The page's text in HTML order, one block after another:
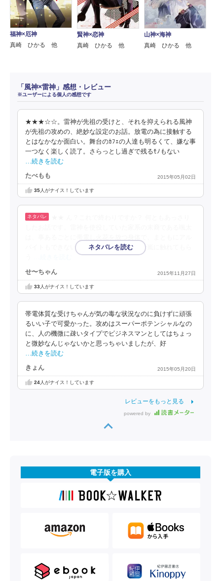
福神×厄神
真崎 ひかる 他
賢神×恋神
真崎 ひかる 他
山神×海神
真崎 ひかる 他
「風神×雷神」感想・レビュー
※ユーザーによる個人の感想です
★★★☆☆。雷神が先祖の受けと、それを抑えられる風神
が先祖の攻めの、絶妙な設定のお話。放電の為に接触する
とはなかなか面白い。舞台のｶﾌｪの人達も明るくて、嫌な事
一つなく楽しく読了。さらっとし過ぎで残るﾓﾉもない
…続きを読む
たべもも 2015年05月02日
35人がナイス！しています
バイトもできない。それを風神家系の五十嵐に触れてもら
せ〜ちゃん 2015年11月27日
33人がナイス！しています
帯電体質な受けちゃんが気の毒な状況なのに負けずに頑張
るいい子で可愛かった。攻めはスーパーポテンシャルなの
に、人の機微に疎いタイプでビジネスマンとしてはちょっ
と微妙なんじゃないかと思っちゃいましたが、好
…続きを読む
きょん 2015年05月20日
24人がナイス！しています
レビューをもっと見る
powered by
電子版を購入